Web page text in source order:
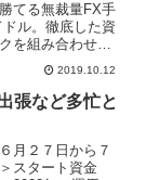
てる無裁量FX手
ル。徹底した資
を組み合わせた
ドFXです。過去
クリック！ ポン
FXロジック ＜１
2019.10.12
張など多忙と
月２７日から７
スタート資金